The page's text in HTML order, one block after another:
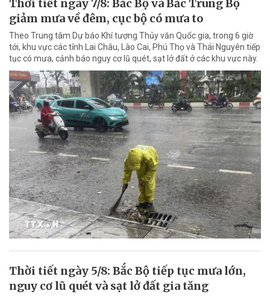
Thời tiết ngày 7/8: Bắc Bộ và Bắc Trung Bộ
giảm mưa về đêm, cục bộ có mưa to
Theo Trung tâm Dự báo Khí tượng Thủy văn Quốc gia, trong 6 giờ
tới, khu vực các tỉnh Lai Châu, Lào Cai, Phú Thọ và Thái Nguyên tiếp
tục có mưa, cảnh báo nguy cơ lũ quét, sạt lở đất ở các khu vực này.
Thời tiết ngày 5/8: Bắc Bộ tiếp tục mưa lớn,
nguy cơ lũ quét và sạt lở đất gia tăng